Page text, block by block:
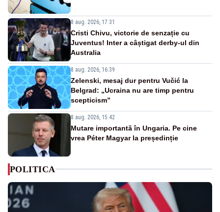
8 aug. 2026, 17:31
Cristi Chivu, victorie de senzație cu
Juventus! Inter a câștigat derby-ul din
Australia
8 aug. 2026, 16:39
Zelenski, mesaj dur pentru Vučić la
Belgrad: „Ucraina nu are timp pentru
scepticism”
8 aug. 2026, 15:42
Mutare importantă în Ungaria. Pe cine
vrea Péter Magyar la președinție
POLITICA